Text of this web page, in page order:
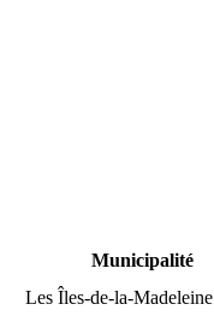
Municipalité
Les Îles-de-la-Madeleine